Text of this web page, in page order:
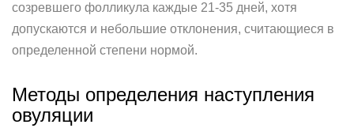
созревшего фолликула каждые 21-35 дней, хотя
допускаются и небольшие отклонения, считающиеся в
определенной степени нормой.
Методы определения наступления
овуляции